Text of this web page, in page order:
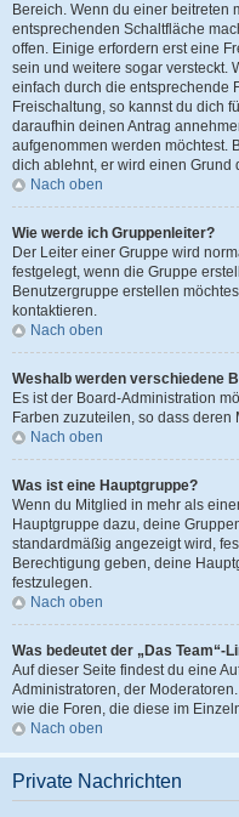
Bereich. Wenn du einer beitreten
entsprechenden Schaltfläche
offen. Einige erfordern erst eine
sein und weitere sogar versteckt.
einfach durch die entsprechende
Freischaltung, so kannst du dich
daraufhin deinen Antrag
aufgenommen werden möchtest.
dich ablehnt, er wird einen Grund
Nach oben
Wie werde ich Gruppenleiter?
Der Leiter einer Gruppe wird
festgelegt, wenn die Gruppe
Benutzergruppe erstellen
kontaktieren.
Nach oben
Weshalb werden verschiedene
Es ist der Board-Administration
Farben zuzuteilen, so dass
Nach oben
Was ist eine Hauptgruppe?
Wenn du Mitglied in mehr als
Hauptgruppe dazu, deine
standardmäßig angezeigt wird,
Berechtigung geben, deine
festzulegen.
Nach oben
Was bedeutet der „Das Team“-
Auf dieser Seite findest du eine
Administratoren, der
wie die Foren, die diese im
Nach oben
Private Nachrichten